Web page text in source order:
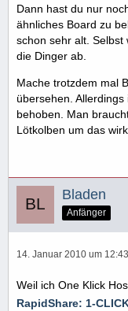
Dann hast du nur
ähnliches Board zu
schon sehr alt. Selbst
die Dinger ab.
Mache trotzdem mal
übersehen.
behoben. Man
Lötkolben um das
Bladen
Anfänger
14. Januar 2010 um 12:43
Weil ich One Klick
RapidShare: 1-